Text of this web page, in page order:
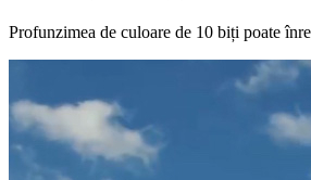
Profunzimea de culoare de 10 biți poate